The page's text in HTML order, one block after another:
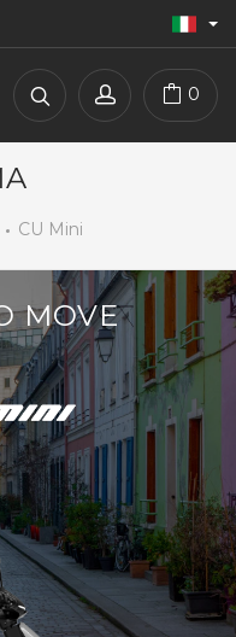
0
CU Mini
MOVE